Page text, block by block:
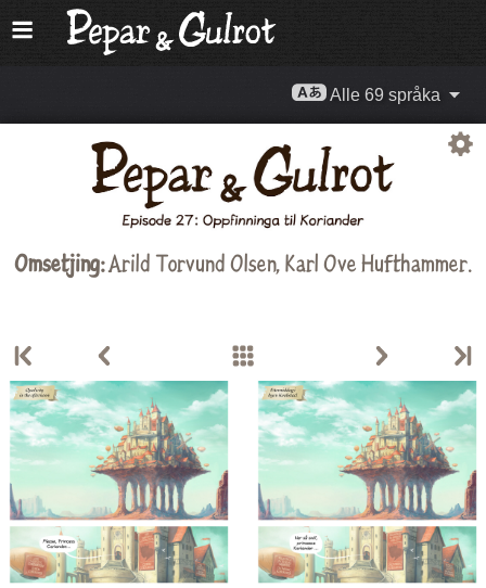
Alle 69 språka
Omsetjing:Arild Torvund Olsen,Karl Ove Hufthammer.